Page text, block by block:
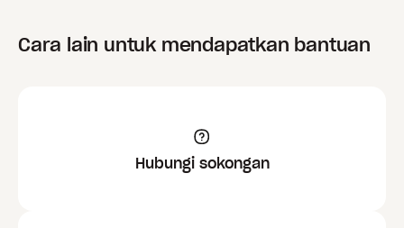
Cara lain untuk mendapatkan bantuan
Hubungi sokongan